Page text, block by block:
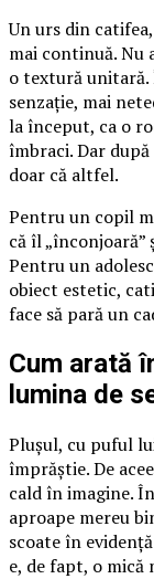
Un urs din
mai continuă. Nu
o textură unitară.
senzație, mai
la început, ca o
îmbraci. Dar după
doar că altfel.
Pentru un copil
că îl
Pentru un
obiect estetic,
face să pară un
Cum arată
lumina de
Plușul, cu puful
împrăștie. De
cald în imagine.
aproape mereu
scoate în
e, de fapt, o mică